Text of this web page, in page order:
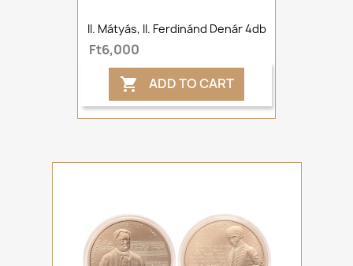
II. Mátyás, II. Ferdinánd Denár 4db
Ft6,000
 ADD TO CART